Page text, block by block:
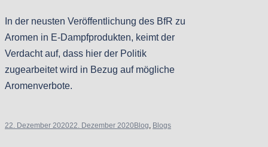
In der neusten Veröffentlichung des BfR zu
Aromen in E-Dampfprodukten, keimt der
Verdacht auf, dass hier der Politik
zugearbeitet wird in Bezug auf mögliche
Aromenverbote.
22. Dezember 202022. Dezember 2020 Blog, Blogs